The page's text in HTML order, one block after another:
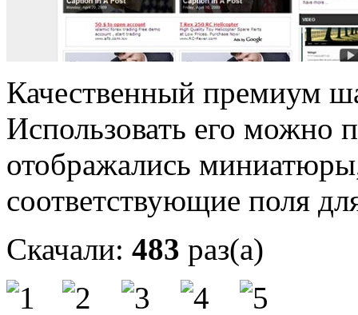
Качественный премиум
Использовать его можно
отображались
соответствующие поля
Скачали: 483 раз(а)